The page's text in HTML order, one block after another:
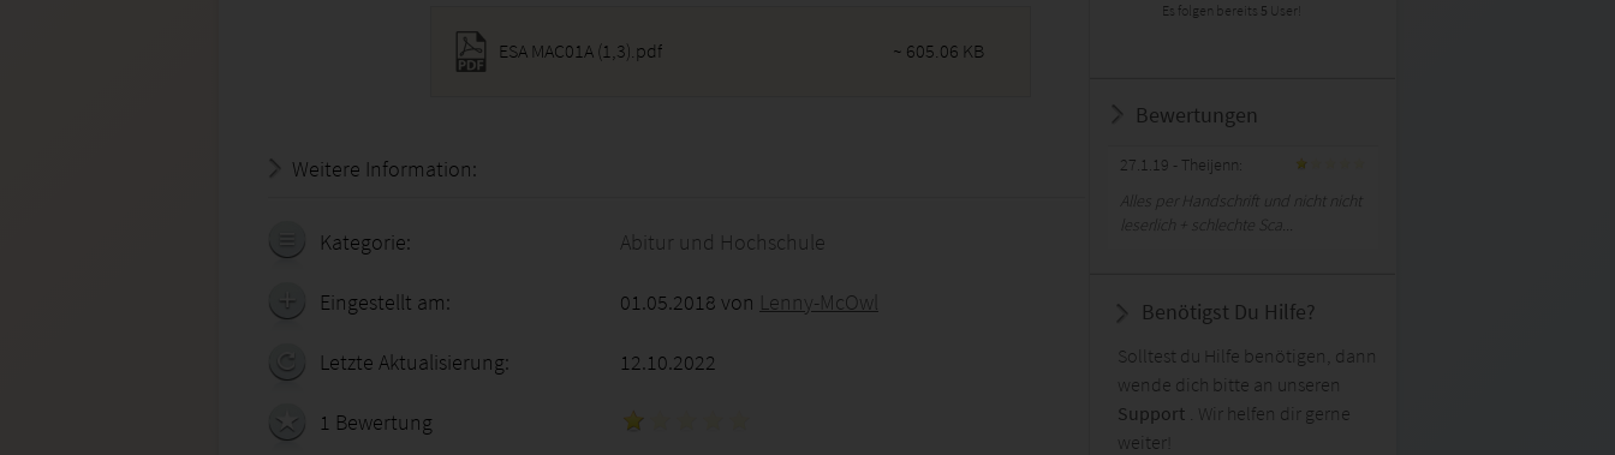
ESA MAC01A (1,3).pdf ~ 605.06 KB
Weitere Information:
Kategorie: Abitur und Hochschule
Eingestellt am: 01.05.2018 von Lenny-McOwl
Letzte Aktualisierung: 12.10.2022
1 Bewertung
Es folgen bereits 5 User!
Bewertungen
27.1.19 - Theijenn:
Alles per Handschrift und nicht nicht
leserlich + schlechte Sca...
Benötigst Du Hilfe?
Solltest du Hilfe benötigen, dann
wende dich bitte an unseren
Support . Wir helfen dir gerne
weiter!